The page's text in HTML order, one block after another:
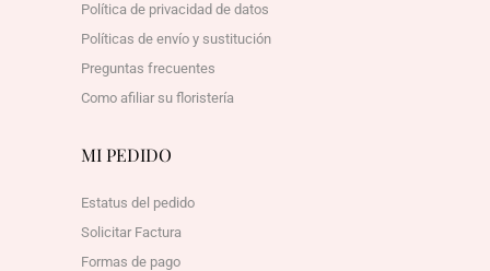
Política de privacidad de datos
Políticas de envío y sustitución
Preguntas frecuentes
Como afiliar su floristería
MI PEDIDO
Estatus del pedido
Solicitar Factura
Formas de pago